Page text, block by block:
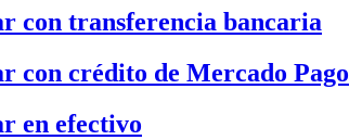
con transferencia bancaria
con crédito de Mercado Pago
en efectivo